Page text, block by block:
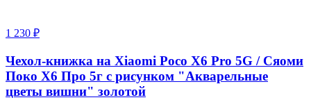
1 230 ₽
Чехол-книжка на Xiaomi Poco X6 Pro 5G / Сяоми
Поко Х6 Про 5г с рисунком "Акварельные
цветы вишни" золотой